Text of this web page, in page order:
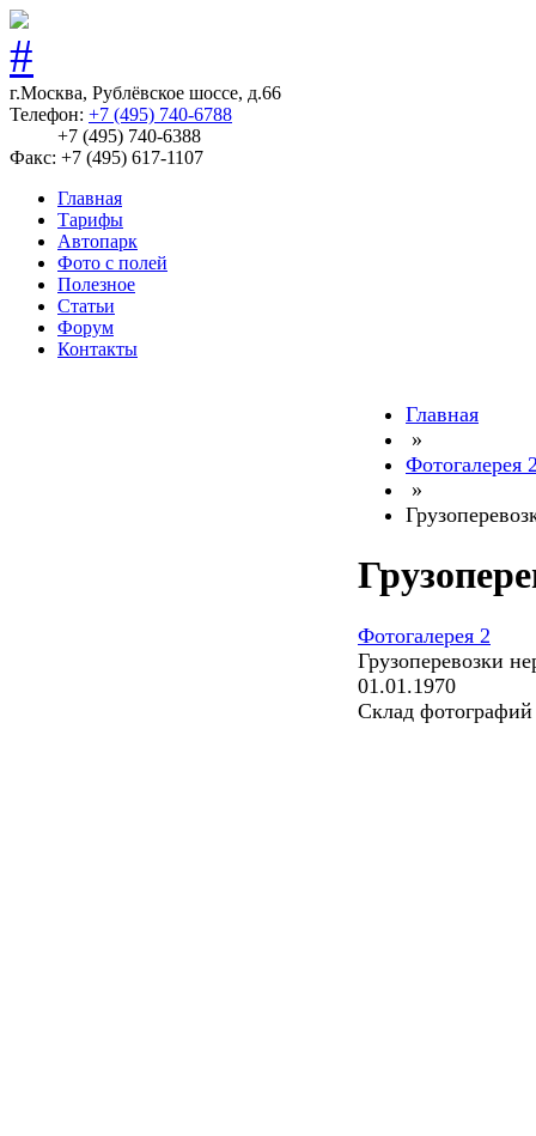
г.Москва, Рублёвское шоссе, д.66
Телефон: +7 (495) 740-6788
+7 (495) 740-6388
Факс: +7 (495) 617-1107
Главная
Тарифы
Автопарк
Фото с полей
Полезное
Статьи
Форум
Контакты
Главная
»
Фотогалерея
»
Фотогалерея 2
Грузоперевозки
01.01.1970
Склад фотографий